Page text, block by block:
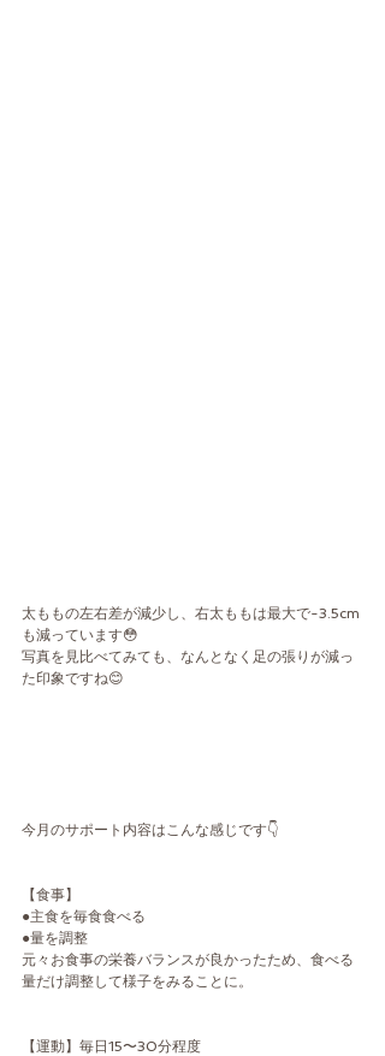
太ももの左右差が減少し、右太ももは最大で-3.5cm
も減っています😳
写真を見比べてみても、なんとなく足の張りが減っ
た印象ですね😊
今月のサポート内容はこんな感じです👇
【食事】
●主食を毎食食べる
●量を調整
元々お食事の栄養バランスが良かったため、食べる
量だけ調整して様子をみることに。
【運動】毎日15〜30分程度